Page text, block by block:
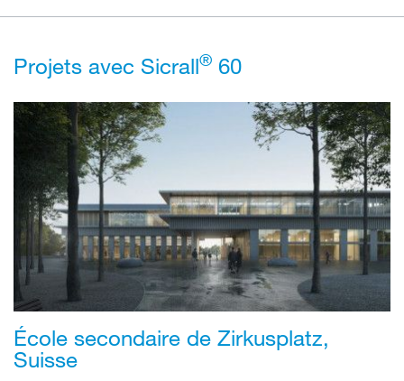
Projets avec Sicrall® 60
École secondaire de Zirkusplatz,
Suisse